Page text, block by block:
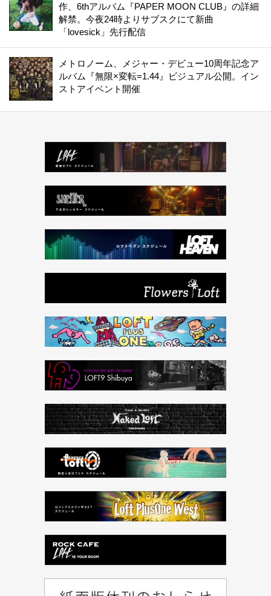
作、6thアルバム『PAPER MOON CLUB』の詳細
解禁。今夜24時よりサブスクにて新曲
「lovesick」先行配信
メトロノーム、メジャー・デビュー10周年記念ア
ルバム『無限×変転=1.44』ビジュアル公開。イン
ストアイベント開催